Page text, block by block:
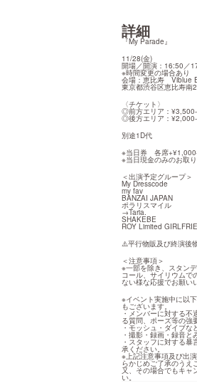
詳細
『My Parade』
11/28(金)
開場／開演：16:50／
※時間変更の場合あり
会場：恵比寿　Viblue
東京都渋谷区恵比寿南
〈チケット〉
◎前方エリア：¥3,500-
◎後方エリア：¥2,000-
別途1D代
※当日券　各席
※当日現金のみのお取
＜出演予定グループ＞
My Dresscode
my fav
BANZAI JAPAN
ポラリスマイル
→Taria.
SHAKEBE
ROY Limited
⚠️平行物販及び終演後
＜注意事項＞
※一部を除き、スタン
コール、サイリウムで
ない様な応援でお願い
※イベント実施中に以
もございます。
・メンバーに対する
る質問、ポーズ等の強
・モッシュ・ダイブな
・撮影・録画・録音と
・スタッフに対する
承ください。
※上記注意事項及び出
らかじめご了承のうえ
又、その場合でもキャ
い。